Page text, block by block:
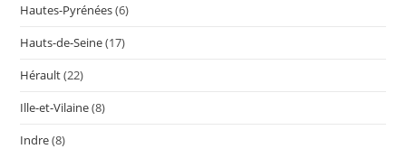
Hautes-Pyrénées(6)
Hauts-de-Seine(17)
Hérault(22)
Ille-et-Vilaine(8)
Indre(8)